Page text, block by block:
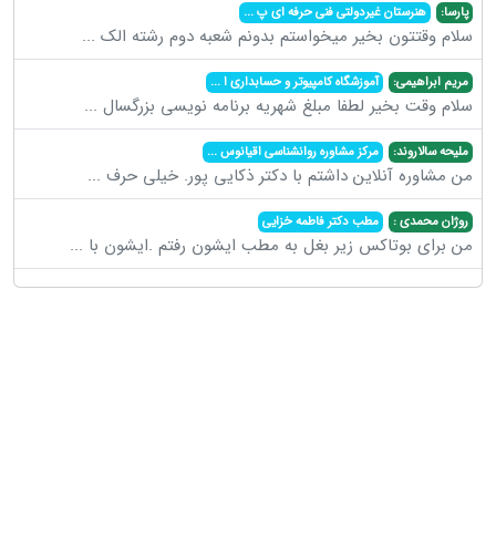
پارسا: هنرستان غیردولتی فنی حرفه ای پ...
سلام وقتتون بخیر میخواستم بدونم شعبه دوم رشته الک ...
مریم ابراهیمی: آموزشگاه کامپیوتر و حسابداری ا...
سلام وقت بخیر لطفا مبلغ شهریه برنامه نویسی بزرگسال ...
ملیحه سالاروند: مرکز مشاوره روانشناسی اقیانوس...
من مشاوره آنلاین داشتم با دکتر ذکایی پور. خیلی حرف ...
روژان محمدی : مطب دکتر فاطمه خزایی
من برای بوتاکس زیر بغل به مطب ایشون رفتم .ایشون با ...